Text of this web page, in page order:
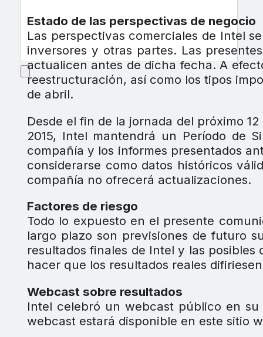
Estado de las perspectivas de negocio
Las perspectivas comerciales de Intel
inversores y otras partes. Las
actualicen antes de dicha fecha. A
reestructuración, así como los tipos
de abril.
Desde el fin de la jornada del próximo
2015, Intel mantendrá un Período de
compañía y los informes presentados
considerarse como datos históricos
compañía no ofrecerá actualizaciones.
Factores de riesgo
Todo lo expuesto en el presente
largo plazo son previsiones de futuro
resultados finales de Intel y las
hacer que los resultados reales
Webcast sobre resultados
Intel celebró un webcast público en
webcast estará disponible en este sitio